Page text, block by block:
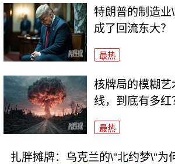
特朗普的制造
成了回流东大？
最热
核牌局的模糊艺
线，到底有多红
最热
扎胖摊牌：乌克兰的\"北约梦\"为